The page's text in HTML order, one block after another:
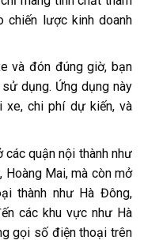
chiến lược kinh doanh
và đón đúng giờ, bạn
dụng. Ứng dụng này
xe, chi phí dự kiến, và
các quận nội thành như
Hoàng Mai, mà còn mở
thành như Hà Đông,
các khu vực như Hà
gọi số điện thoại trên